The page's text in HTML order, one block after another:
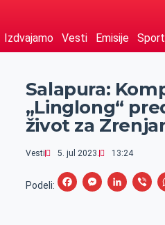
Izdvajamo Vesti Emisije Sport
Salapura:
„Linglong“
život za
Vesti 5. jul 2023. 13:24
Podeli:
F
M
L
V